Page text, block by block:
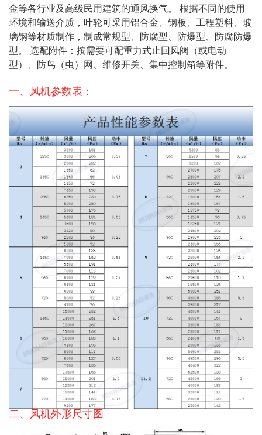
金等各行业及高级民用建筑的通风换气。 根据不同的使用
环境和输送介质，叶轮可采用铝合金、钢板、工程塑料、玻
璃钢等材质制作，制成常规型、防腐型、防爆型、防腐防爆
型。 选配附件：按需要可配重力式止回风阀（或电动
型）、防鸟（虫）网、维修开关、集中控制箱等附件。
一、风机参数表：
二、风机外形尺寸图